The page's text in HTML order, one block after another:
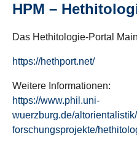
HPM –
Das Hethitologie-Portal
https://hethport.net/
Weitere Informationen:
https://www.phil.uni-
wuerzburg.de/
forschungsprojekte/